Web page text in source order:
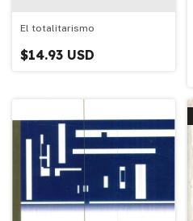
El totalitarismo
$14.93 USD